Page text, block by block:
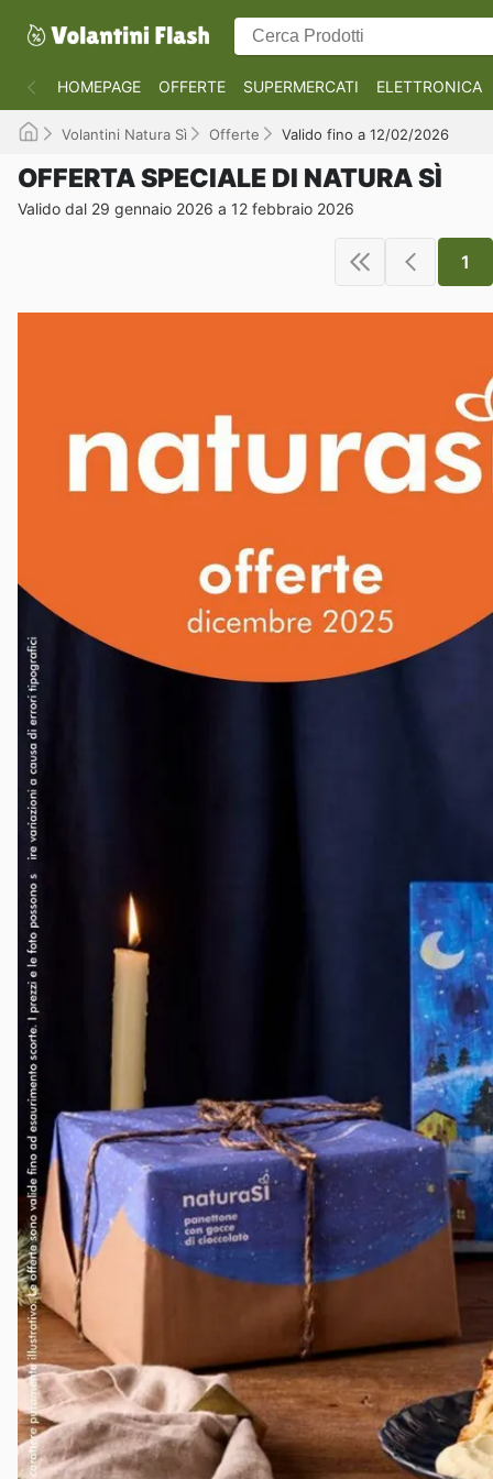
HOMEPAGE OFFERTE SUPERMERCATI ELETTRONICA
Volantini Natura Sì Offerte Valido fino a 12/02/2026
OFFERTA SPECIALE DI NATURA SÌ
Valido dal 29 gennaio 2026 a 12 febbraio 2026
1